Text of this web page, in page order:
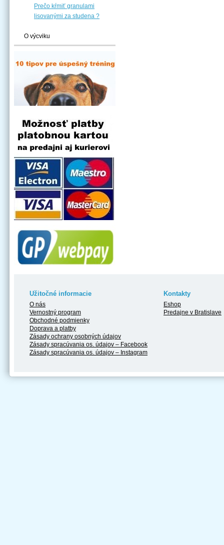
Prečo kŕmiť granulami
lisovanými za studena ?
O výcviku
Užitočné informacie Kontakty
O nás
Vernostný program
Obchodné podmienky
Doprava a platby
Zásady ochrany osobných údajov
Zásady spracúvania os. údajov – Facebook
Zásady spracúvania os. údajov – Instagram
Eshop
Predajne v Bratislave